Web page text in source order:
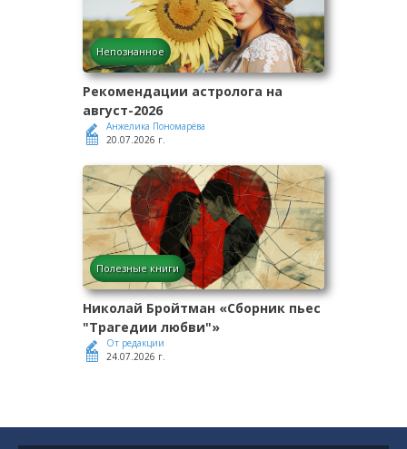
Непознанное
Рекомендации астролога на
август-2026
Анжелика Пономарёва
20.07.2026 г.
Полезные книги
Николай Бройтман «Сборник пьес
"Трагедии любви"»
От редакции
24.07.2026 г.